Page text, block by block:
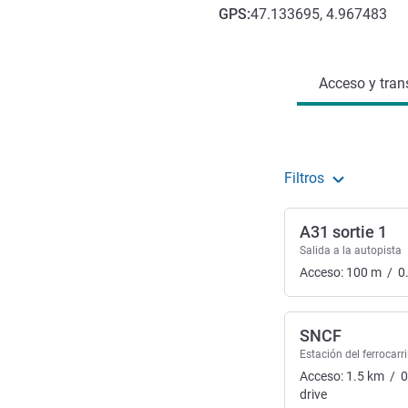
GPS:47.133695, 4.967483
Acceso y
Filtros
A31 sortie 1
Salida a la autopista
Acceso: 100 m /
SNCF
Estación del
Acceso: 1.5 km /
drive